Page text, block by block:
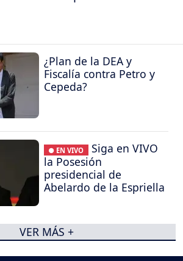
¿Plan de la DEA y
Fiscalía contra Petro y
Cepeda?
● EN VIVO
Siga en VIVO
la Posesión
presidencial de
Abelardo de la Espriella
VER MÁS +